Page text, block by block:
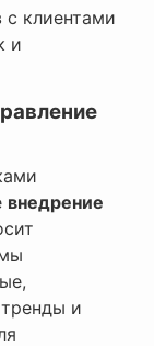
с клиентами
и
внедрение
и